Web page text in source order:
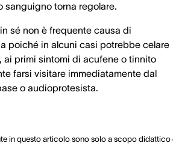
sanguigno torna regolare.
sé non è frequente causa di
poiché in alcuni casi potrebbe celare
ai primi sintomi di acufene o tinnito
farsi visitare immediatamente dal
o audioprotesista.
in questo articolo sono solo a scopo didattico